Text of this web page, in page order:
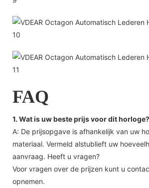
FAQ
1. Wat is uw beste prijs voor dit horloge?
A: De prijsopgave is afhankelijk van uw
materiaal. Vermeld alstublieft uw
aanvraag. Heeft u vragen?
Voor vragen over de prijzen kunt u
opnemen.